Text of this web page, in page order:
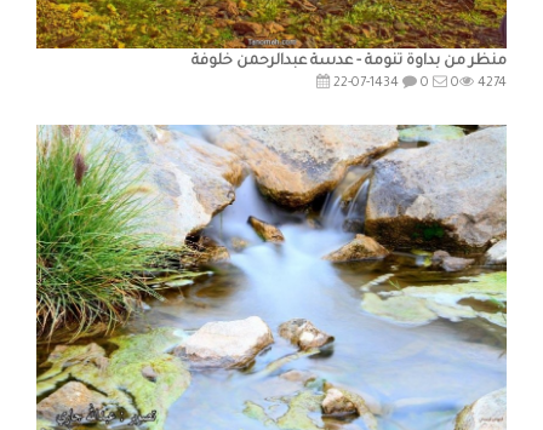
منظر من بداوة تنومة - عدسة عبدالرحمن خلوفة
22-07-1434 0 0 4274